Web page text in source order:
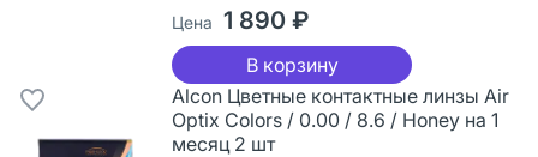
Цена 1 890 ₽
В корзину
Alcon Цветные контактные линзы Air
Optix Colors / 0.00 / 8.6 / Honey на 1
месяц 2 шт